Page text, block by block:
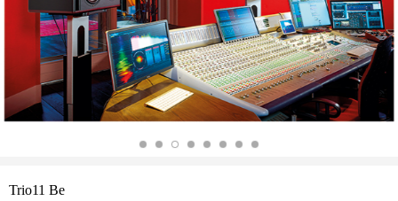
Trio11 Be